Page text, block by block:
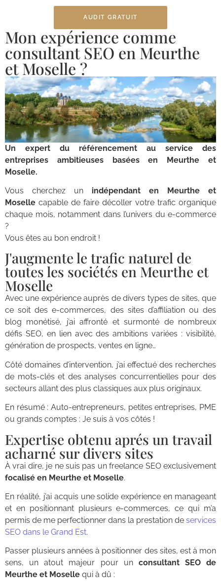
AUDIT GRATUIT
Mon expérience comme
consultant SEO en Meurthe
et Moselle ?
Un expert du référencement au service des
entreprises ambitieuses basées en Meurthe et
Moselle.
Vous cherchez un indépendant en Meurthe et
Moselle capable de faire décoller votre trafic organique
chaque mois, notamment dans l’univers du e-commerce
?
Vous êtes au bon endroit !
J'augmente le trafic naturel de
toutes les sociétés en Meurthe et
Moselle
Avec une expérience auprès de divers types de sites, que
ce soit des e-commerces, des sites d’affiliation ou des
blog monétisé, j’ai affronté et surmonté de nombreux
défis SEO, en lien avec des ambitions variées : visibilité,
génération de prospects, ventes en ligne…
Côté domaines d’intervention, j’ai effectué des recherches
de mots-clés et des analyses concurrentielles pour des
secteurs allant des plus classiques aux plus originaux.
En résumé : Auto-entrepreneurs, petites entreprises, PME
ou grands comptes : Je suis à vos côtés !
Expertise obtenu aprés un travail
acharné sur divers sites
À vrai dire, je ne suis pas un freelance SEO exclusivement
focalisé en Meurthe et Moselle.
En réalité, j’ai acquis une solide expérience en manageant
et en positionnant plusieurs e-commerces, ce qui m’a
permis de me perfectionner dans la prestation de services
SEO dans le Grand Est.
Passer plusieurs années à positionner des sites, est à mon
sens, un atout majeur pour un consultant SEO de
Meurthe et Moselle qui à dû :